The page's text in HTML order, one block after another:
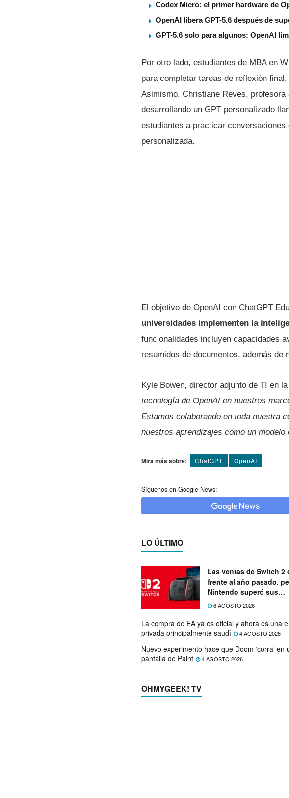
Codex Micro: el primer hardware de
OpenAI libera GPT-5.6 después de
GPT-5.6 solo para algunos: OpenAI
Por otro lado, estudiantes de MBA en
para completar tareas de reflexión
Asimismo, Christiane Reves,
desarrollando un GPT personalizado
estudiantes a practicar
personalizada.
El objetivo de OpenAI con ChatGPT
universidades implementen la
funcionalidades incluyen capacidades
resumidos de documentos, además de
Kyle Bowen, director adjunto de TI en
tecnología de OpenAI en nuestros
Estamos colaborando en toda nuestra
nuestros aprendizajes como un
Mira más sobre: ChatGPT OpenAI
Síguenos en Google News:
LO ÚLTIMO
Las ventas de Switch 2
frente al año pasado,
Nintendo superó sus
expectativas
6 AGOSTO 2026
La compra de EA ya es oficial y ahora es una
privada principalmente saudí
4 AGOSTO 2026
Nuevo experimento hace que Doom ‘corra’ en
pantalla de Paint
4 AGOSTO 2026
OHMYGEEK! TV